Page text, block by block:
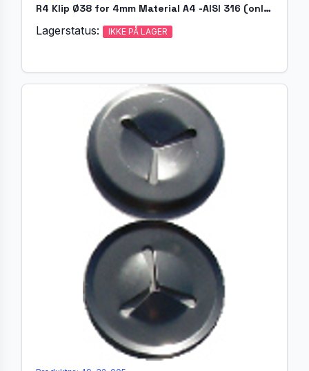
R4 Klip Ø38 for 4mm Material A4 -AISI 316 (only 316-1.4404)
Lagerstatus: IKKE PÅ LAGER